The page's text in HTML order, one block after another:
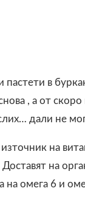
в
, а от
дали не
на
на
на омега 6 и